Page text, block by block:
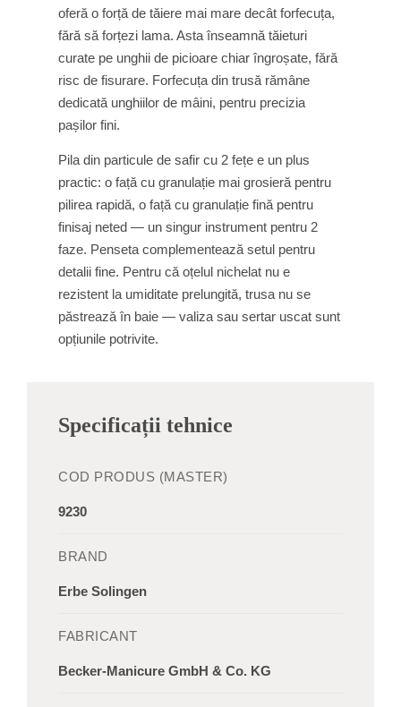
oferă o forță de tăiere mai mare decât forfecuța,
fără să forțezi lama. Asta înseamnă tăieturi
curate pe unghii de picioare chiar îngroșate, fără
risc de fisurare. Forfecuța din trusă rămâne
dedicată unghiilor de mâini, pentru precizia
pașilor fini.
Pila din particule de safir cu 2 fețe e un plus
practic: o față cu granulație mai grosieră pentru
pilirea rapidă, o față cu granulație fină pentru
finisaj neted — un singur instrument pentru 2
faze. Penseta complementează setul pentru
detalii fine. Pentru că oțelul nichelat nu e
rezistent la umiditate prelungită, trusa nu se
păstrează în baie — valiza sau sertar uscat sunt
opțiunile potrivite.
Specificații tehnice
COD PRODUS (MASTER)
9230
BRAND
Erbe Solingen
FABRICANT
Becker-Manicure GmbH & Co. KG